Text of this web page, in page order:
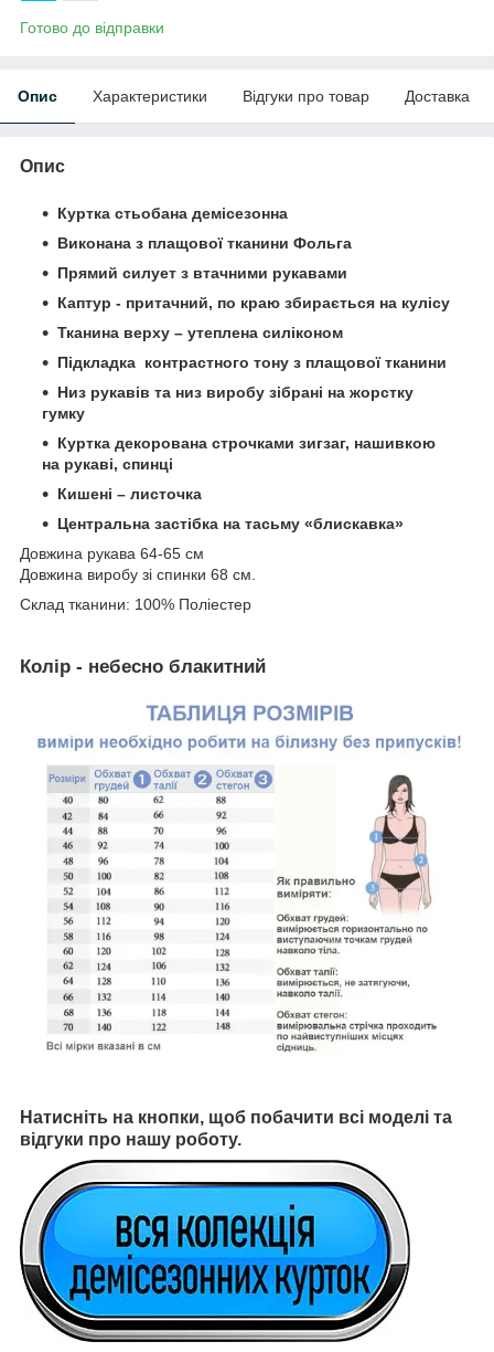
Готово до відправки
Опис Характеристики Відгуки про товар Доставка
Опис
Куртка стьобана демісезонна
Виконана з плащової тканини Фольга
Прямий силует з втачними рукавами
Каптур - притачний, по краю збирається на кулісу
Тканина верху – утеплена силіконом
Підкладка контрастного тону з плащової тканини
Низ рукавів та низ виробу зібрані на жорстку
гумку
Куртка декорована строчками зигзаг, нашивкою
на рукаві, спинці
Кишені – листочка
Центральна застібка на тасьму «блискавка»
Довжина рукава 64-65 см
Довжина виробу зі спинки 68 см.
Склад тканини: 100% Поліестер
Колір - небесно блакитний
Натисніть на кнопки, щоб побачити всі моделі та
відгуки про нашу роботу.